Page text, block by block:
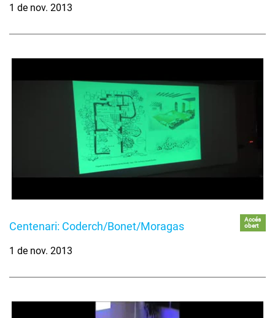
1 de nov. 2013
Centenari: Coderch/Bonet/Moragas
Accés
obert
1 de nov. 2013